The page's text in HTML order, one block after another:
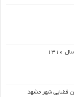
فضایی شهر مشهد